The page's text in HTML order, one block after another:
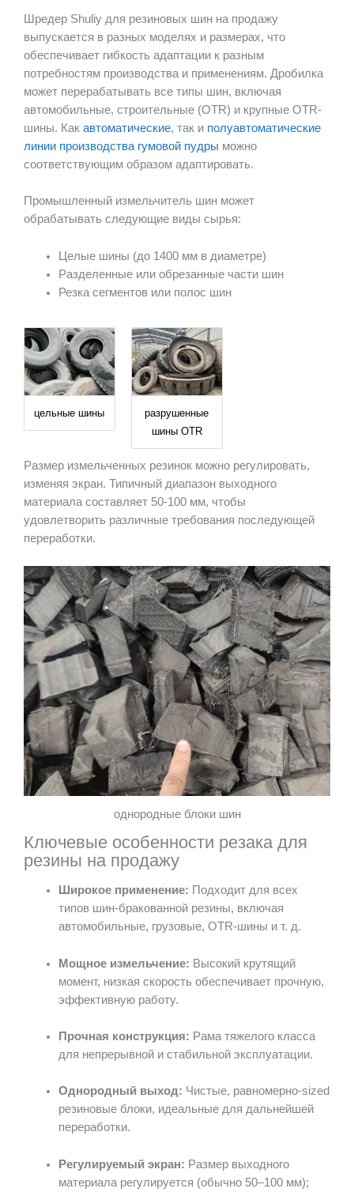
Шредер Shuliy для резиновых шин на продажу
выпускается в разных моделях и размерах, что
обеспечивает гибкость адаптации к разным
потребностям производства и применениям. Дробилка
может перерабатывать все типы шин, включая
автомобильные, строительные (OTR) и крупные OTR-
шины. Как автоматические, так и полуавтоматические
линии производства гумовой пудры можно
соответствующим образом адаптировать.
Промышленный измельчитель шин может
обрабатывать следующие виды сырья:
Целые шины (до 1400 мм в диаметре)
Разделенные или обрезанные части шин
Резка сегментов или полос шин
цельные шины
разрушенные
шины OTR
Размер измельченных резинок можно регулировать,
изменяя экран. Типичный диапазон выходного
материала составляет 50-100 мм, чтобы
удовлетворить различные требования последующей
переработки.
однородные блоки шин
Ключевые особенности резака для
резины на продажу
Широкое применение: Подходит для всех
типов шин-бракованной резины, включая
автомобильные, грузовые, OTR-шины и т. д.
Мощное измельчение: Высокий крутящий
момент, низкая скорость обеспечивает прочную,
эффективную работу.
Прочная конструкция: Рама тяжелого класса
для непрерывной и стабильной эксплуатации.
Однородный выход: Чистые, равномерно-sized
резиновые блоки, идеальные для дальнейшей
переработки.
Регулируемый экран: Размер выходного
материала регулируется (обычно 50–100 мм);